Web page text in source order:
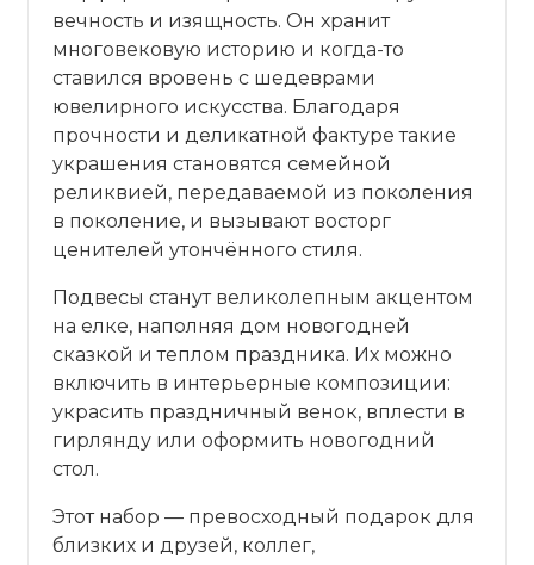
вечность и изящность. Он хранит
многовековую историю и когда-то
ставился вровень с шедеврами
ювелирного искусства. Благодаря
прочности и деликатной фактуре такие
украшения становятся семейной
реликвией, передаваемой из поколения
в поколение, и вызывают восторг
ценителей утончённого стиля.
Подвесы станут великолепным акцентом
на елке, наполняя дом новогодней
сказкой и теплом праздника. Их можно
включить в интерьерные композиции:
украсить праздничный венок, вплести в
гирлянду или оформить новогодний
стол.
Этот набор — превосходный подарок для
близких и друзей, коллег,